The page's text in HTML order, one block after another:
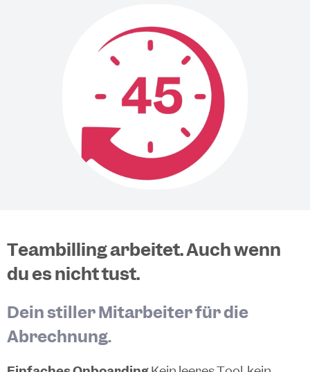
Teambilling arbeitet. Auch wenn
du es nicht tust.
Dein stiller Mitarbeiter für die
Abrechnung.